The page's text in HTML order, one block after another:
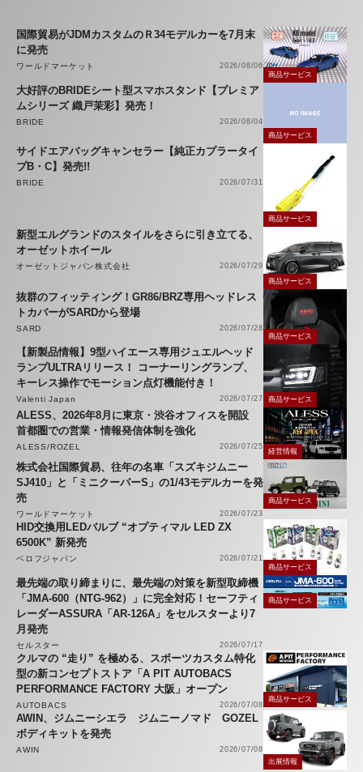
国際貿易がJDMカスタムのＲ34モデルカーを7月末
に発売
ワールドマーケット
2026/08/06
商品サービス
大好評のBRIDEシート型スマホスタンド【プレミア
ムシリーズ 織戸茉彩】発売！
BRIDE
2026/08/04
商品サービス
サイドエアバッグキャンセラー【純正カプラータイ
プB・C】発売!!
BRIDE 2026/07/31
商品サービス
新型エルグランドのスタイルをさらに引き立てる、
オーゼットホイール
オーゼットジャパン株式会社
2026/07/29
商品サービス
抜群のフィッティング！GR86/BRZ専用ヘッドレス
トカバーがSARDから登場
SARD
2026/07/28
商品サービス
【新製品情報】9型ハイエース専用ジュエルヘッド
ランプULTRAリリース！ コーナーリングランプ、
キーレス操作でモーション点灯機能付き！
Valenti Japan 2026/07/27 商品サービス
ALESS、2026年8月に東京・渋谷オフィスを開設
首都圏での営業・情報発信体制を強化
ALESS/ROZEL 2026/07/25
経営情報
株式会社国際貿易、往年の名車「スズキジムニー
SJ410」と「ミニクーパーS」の1/43モデルカーを発
売
ワールドマーケット 2026/07/23
商品サービス
HID交換用LEDバルブ “オプティマル LED ZX
6500K” 新発売
ベロフジャパン
2026/07/21
商品サービス
最先端の取り締まりに、最先端の対策を新型取締機
「JMA-600（NTG-962）」に完全対応！セーフティ
レーダーASSURA「AR-126A」をセルスターより7
月発売
セルスター 2026/07/17
商品サービス
クルマの “走り” を極める、スポーツカスタム特化
型の新コンセプトストア「A PIT AUTOBACS
PERFORMANCE FACTORY 大阪」オープン
AUTOBACS 2026/07/08
商品サービス
AWIN、ジムニーシエラ ジムニーノマド GOZEL
ボディキットを発売
AWIN
2026/07/08
出展情報